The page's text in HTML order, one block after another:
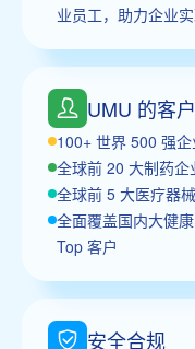
业员工，助力企业
UMU 的客户
100+ 世界 500 强企
全球前 20 大制药企
全球前 5 大医疗器
全面覆盖国内大健
Top 客户
安全合规